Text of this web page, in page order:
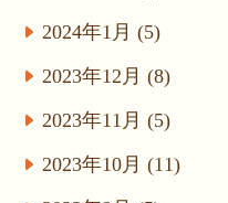
2024年1月 (5)
2023年12月 (8)
2023年11月 (5)
2023年10月 (11)